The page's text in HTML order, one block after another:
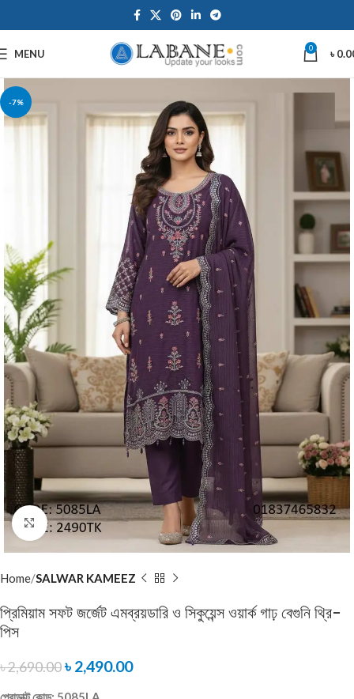
MENU 0 ৳
-7%
Click to enlarge
Home SALWAR KAMEEZ
প্রিমিয়াম সফট জর্জেট এমব্রয়ডারি ও সিকুয়েন্স ওয়ার্ক গাঢ় বেগুনি থ্রি-
পিস
৳2,690.00৳ 2,490.00